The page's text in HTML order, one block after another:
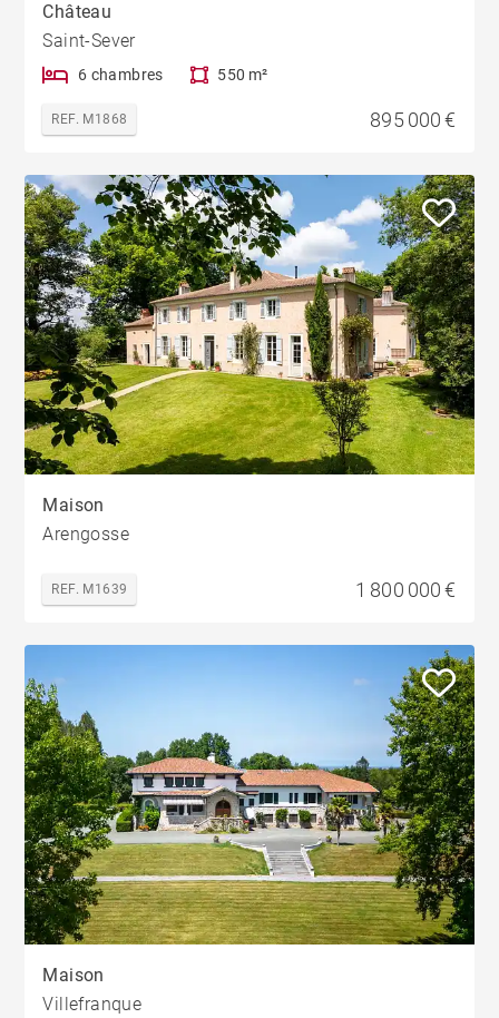
Château
Saint-Sever
6 chambres 550 m²
REF. M1868 895 000 €
Maison
Arengosse
REF. M1639 1 800 000 €
Maison
Villefranque